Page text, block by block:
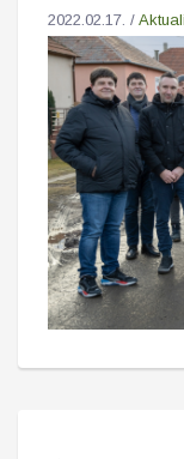
2022.02.17. /